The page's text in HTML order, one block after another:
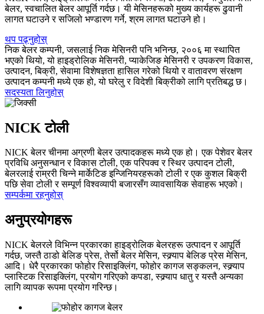
बेलर, स्वचालित बेलर आपूर्ति गर्दछ। यी मेसिनहरूको मुख्य कार्यहरू ढुवानी
लागत घटाउने र सजिलो भण्डारण गर्ने, श्रम लागत घटाउने हो।
थप पढ्नुहोस्
निक बेलर कम्पनी, जसलाई निक मेसिनरी पनि भनिन्छ, २००६ मा स्थापित
भएको थियो, यो हाइड्रोलिक मेसिनरी, प्याकेजिङ मेसिनरी र उपकरण विकास,
उत्पादन, बिक्री, सेवामा विशेषज्ञता हासिल गरेको थियो र वातावरण संरक्षण
उत्पादन कम्पनी मध्ये एक हो, यो घरेलु र विदेशी बिक्रीको लागि प्रतिबद्ध छ।
सदस्यता लिनुहोस्
NICK टोली
NICK बेलर चीनमा अग्रणी बेलर उत्पादकहरू मध्ये एक हो। एक पेशेवर बेलर
प्रविधि अनुसन्धान र विकास टोली, एक परिपक्व र स्थिर उत्पादन टोली,
बेलरलाई राम्ररी चिन्ने मार्केटिङ इन्जिनियरहरूको टोली र एक कुशल बिक्री
पछि सेवा टोली र सम्पूर्ण विश्वव्यापी बजारसँग व्यावसायिक सेवाहरू भएको।
सम्पर्कमा रहनुहोस्
अनुप्रयोगहरू
NICK बेलरले विभिन्न प्रकारका हाइड्रोलिक बेलरहरू उत्पादन र आपूर्ति
गर्दछ, जस्तै ठाडो बेलिङ प्रेस, तेर्सो बेलर मेसिन, स्क्र्याप बेलिङ प्रेस मेसिन,
आदि। धेरै प्रकारका फोहोर रिसाइक्लिंग, फोहोर कागज सङ्कलन, स्क्र्याप
प्लास्टिक रिसाइक्लिंग, प्रयोग गरिएको कपडा, स्क्र्याप धातु र यस्तै अन्यका
लागि व्यापक रूपमा प्रयोग गरिन्छ।